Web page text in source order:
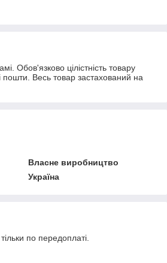
Обов'язково цілістність товару
пошти. Весь товар застахований на
Власне виробництво
Україна
по передоплаті.